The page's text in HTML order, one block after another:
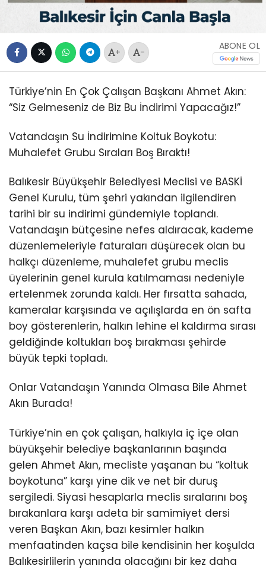
+ -
ABONE OL
Türkiye’nin En Çok Çalışan Başkanı Ahmet Akın:
“Siz Gelmeseniz de Biz Bu İndirimi Yapacağız!”
Vatandaşın Su İndirimine Koltuk Boykotu:
Muhalefet Grubu Sıraları Boş Bıraktı!
Balıkesir Büyükşehir Belediyesi Meclisi ve BASKİ
Genel Kurulu, tüm şehri yakından ilgilendiren
tarihi bir su indirimi gündemiyle toplandı.
Vatandaşın bütçesine nefes aldıracak, kademe
düzenlemeleriyle faturaları düşürecek olan bu
halkçı düzenleme, muhalefet grubu meclis
üyelerinin genel kurula katılmaması nedeniyle
ertelenmek zorunda kaldı. Her fırsatta sahada,
kameralar karşısında ve açılışlarda en ön safta
boy gösterenlerin, halkın lehine el kaldırma sırası
geldiğinde koltukları boş bırakması şehirde
büyük tepki topladı.
Onlar Vatandaşın Yanında Olmasa Bile Ahmet
Akın Burada!
Türkiye’nin en çok çalışan, halkıyla iç içe olan
büyükşehir belediye başkanlarının başında
gelen Ahmet Akın, mecliste yaşanan bu “koltuk
boykotuna” karşı yine dik ve net bir duruş
sergiledi. Siyasi hesaplarla meclis sıralarını boş
bırakanlara karşı adeta bir samimiyet dersi
veren Başkan Akın, bazı kesimler halkın
menfaatinden kaçsa bile kendisinin her koşulda
Balıkesirlilerin yanında olacağını bir kez daha